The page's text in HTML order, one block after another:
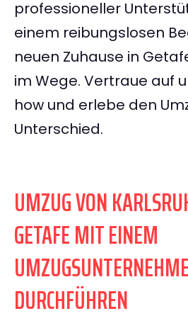
professioneller
einem reibungslosen
neuen Zuhause in
im Wege. Vertraue auf
how und erlebe den
Unterschied.
UMZUG VON
GETAFE MIT EINEM
DURCHFÜHREN